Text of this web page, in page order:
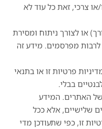
צרכי, זאת כל עוד לא
או לצורך ניתוח ומסירת
מפרסמים. מידע זה
פרטיות זו או בתנאי
בבלי.
האתרים. המידע
שלישיים, אלא ככל
זו, כפי שתעודכן מדי